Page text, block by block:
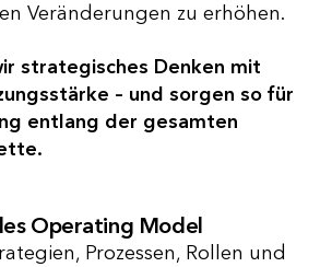
Veränderungen zu erhöhen.
strategisches Denken mit
– und sorgen so für
entlang der gesamten
Operating Model
Prozessen, Rollen und